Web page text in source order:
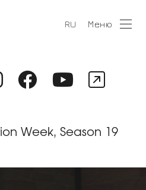
RU Меню
Week, Season 19